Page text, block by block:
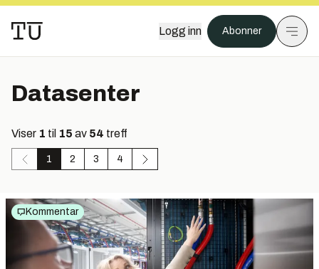
Logg inn Abonner
Datasenter
Viser 1 til 15 av 54 treff
1 2 3 4
Kommentar